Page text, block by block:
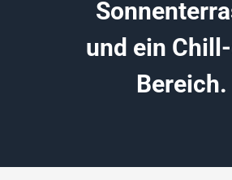
und ein
Bereich.